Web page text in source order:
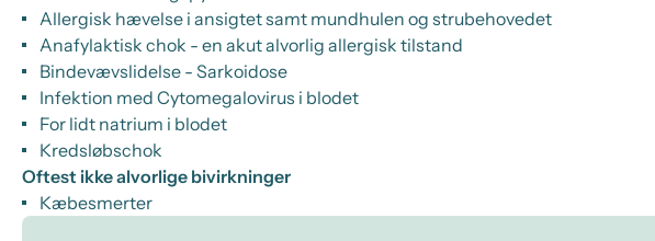
Allergisk hævelse i ansigtet samt mundhulen og strubehovedet
Anafylaktisk chok - en akut alvorlig allergisk tilstand
Bindevævslidelse - Sarkoidose
Infektion med Cytomegalovirus i blodet
For lidt natrium i blodet
Kredsløbschok
Oftest ikke alvorlige bivirkninger
Kæbesmerter